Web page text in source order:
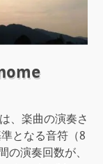
、楽曲の演奏さ
となる音符（8
の演奏回数が、